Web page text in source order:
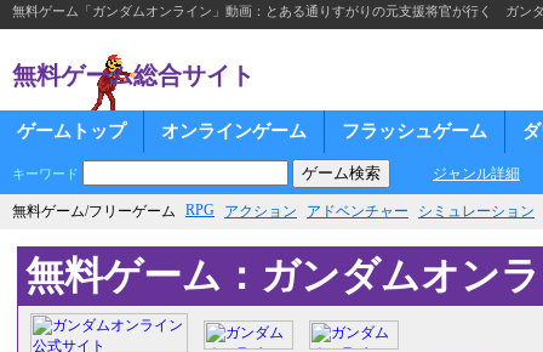
無料ゲーム「ガンダムオンライン」動画：とある通りすがりの元支援将官が行く ガン
無料ゲーム総合サイト
ゲームトップ オンラインゲーム フラッシュゲーム
キーワード ジャンル詳細
無料ゲーム/フリーゲーム RPG アクション アドベンチャー シミュレーション
無料ゲーム：ガンダムオン